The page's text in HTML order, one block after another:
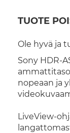
TUOTE
Ole hyvä ja
Sony HDR-
nopeaan ja
LiveView-